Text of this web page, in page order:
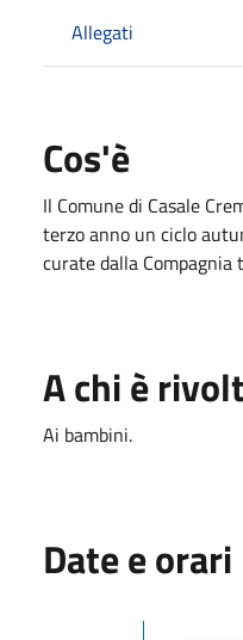
Allegati
Cos'è
Il Comune di Casale
terzo anno un ciclo
curate dalla Compagnia
A chi è
Ai bambini.
Date e orari